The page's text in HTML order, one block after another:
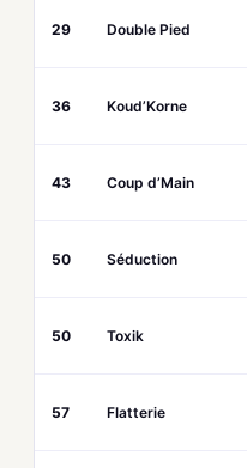
29 Double Pied
36 Koud’Korne
43 Coup d’Main
50 Séduction
50 Toxik
57 Flatterie